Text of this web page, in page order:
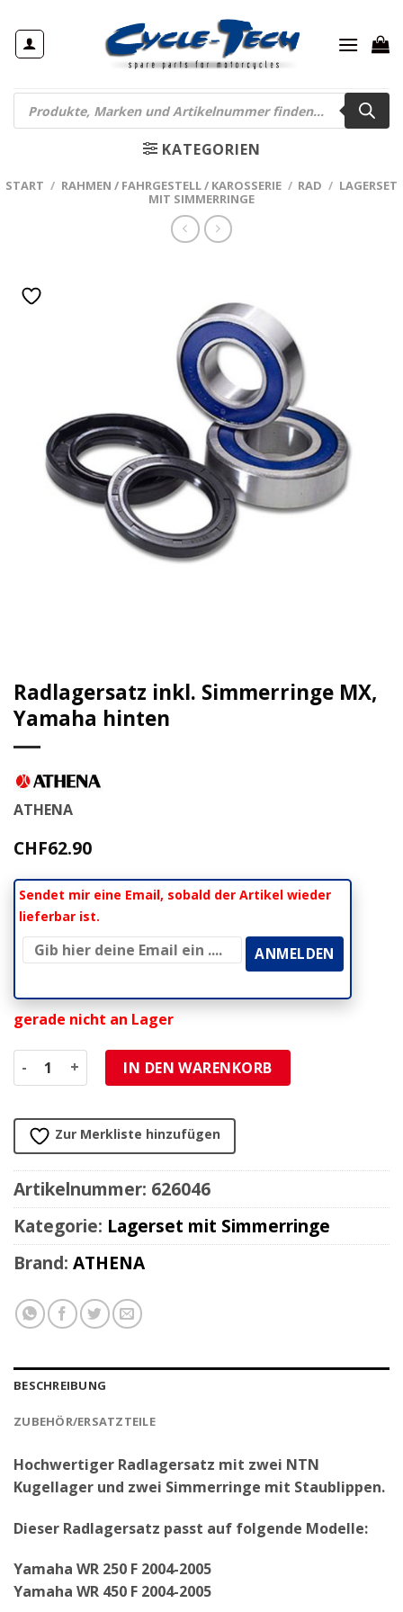
Inhalt
springen
Products
search
KATEGORIEN
START / RAHMEN / FAHRGESTELL / KAROSSERIE / RAD / LAGERSET
MIT SIMMERRINGE
Radlagersatz inkl. Simmerringe MX,
Yamaha hinten
ATHENA
CHF62.90
Sendet mir eine Email, sobald der Artikel wieder
lieferbar ist.
gerade nicht an Lager
Radlagersatz inkl. Simmerringe MX, Yamaha hinten Menge
IN DEN WARENKORB
Zur Merkliste hinzufügen
Artikelnummer: 626046
Kategorie: Lagerset mit Simmerringe
Brand: ATHENA
BESCHREIBUNG
ZUBEHÖR/ERSATZTEILE
Hochwertiger Radlagersatz mit zwei NTN
Kugellager und zwei Simmerringe mit Staublippen.
Dieser Radlagersatz passt auf folgende Modelle:
Yamaha WR 250 F 2004-2005
Yamaha WR 450 F 2004-2005